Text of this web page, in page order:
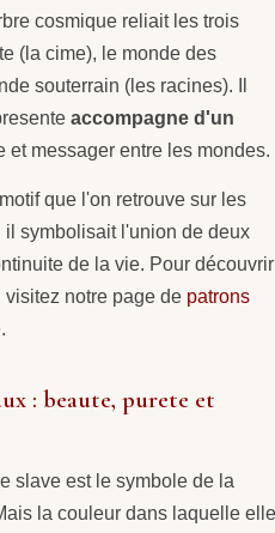
cosmique reliait les trois
(la cime), le monde des
souterrain (les racines). Il
accompagne d'un
et messager entre les mondes.
que l'on retrouve sur les
il symbolisait l'union de deux
de la vie. Pour découvrir
visitez notre page de patrons
.
: beaute, purete et
slave est le symbole de la
la couleur dans laquelle elle